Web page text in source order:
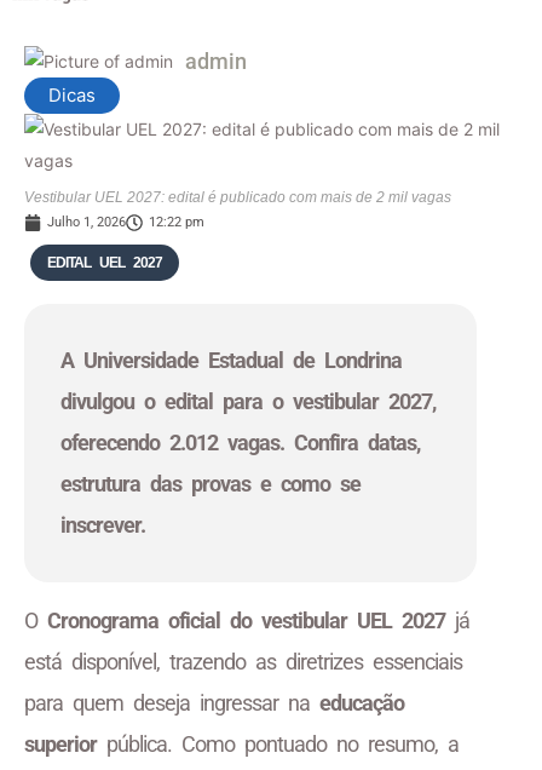
admin
Dicas
Vestibular UEL 2027: edital é publicado com mais de 2 mil vagas
Julho 1, 2026 12:22 pm
EDITAL UEL 2027
A Universidade Estadual de Londrina
divulgou o edital para o vestibular 2027,
oferecendo 2.012 vagas. Confira datas,
estrutura das provas e como se
inscrever.
O Cronograma oficial do vestibular UEL 2027já
está disponível, trazendo as diretrizes essenciais
para quem deseja ingressar na educação
superiorpública. Como pontuado no resumo, a